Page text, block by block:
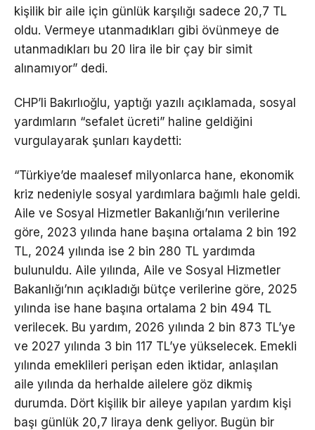
kişilik bir aile için günlük karşılığı sadece 20,7 TL
oldu. Vermeye utanmadıkları gibi övünmeye de
utanmadıkları bu 20 lira ile bir çay bir simit
alınamıyor” dedi.
CHP’li Bakırlıoğlu, yaptığı yazılı açıklamada, sosyal
yardımların “sefalet ücreti” haline geldiğini
vurgulayarak şunları kaydetti:
“Türkiye’de maalesef milyonlarca hane, ekonomik
kriz nedeniyle sosyal yardımlara bağımlı hale geldi.
Aile ve Sosyal Hizmetler Bakanlığı’nın verilerine
göre, 2023 yılında hane başına ortalama 2 bin 192
TL, 2024 yılında ise 2 bin 280 TL yardımda
bulunuldu. Aile yılında, Aile ve Sosyal Hizmetler
Bakanlığı’nın açıkladığı bütçe verilerine göre, 2025
yılında ise hane başına ortalama 2 bin 494 TL
verilecek. Bu yardım, 2026 yılında 2 bin 873 TL’ye
ve 2027 yılında 3 bin 117 TL’ye yükselecek. Emekli
yılında emeklileri perişan eden iktidar, anlaşılan
aile yılında da herhalde ailelere göz dikmiş
durumda. Dört kişilik bir aileye yapılan yardım kişi
başı günlük 20,7 liraya denk geliyor. Bugün bir